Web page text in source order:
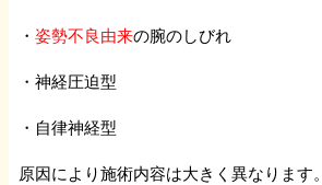
・ 姿勢不良由来の腕のしびれ
・神経圧迫型
・自律神経型
原因により施術内容は大きく異なります。